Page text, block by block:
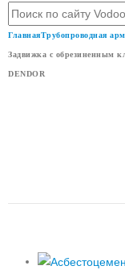
ГлавнаяТрубопроводная
Задвижка с обрезиненным
DENDOR